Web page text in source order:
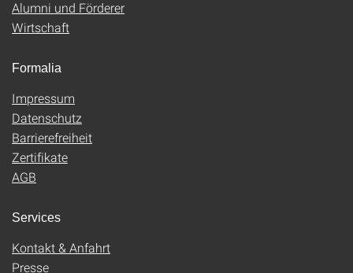
Alumni und Förderer
Wirtschaft
Formalia
Impressum
Datenschutz
Barrierefreiheit
Zertifikate
AGB
Services
Kontakt & Anfahrt
Presse